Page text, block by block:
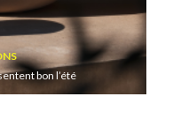
bon l’été